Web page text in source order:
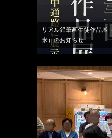
リアル鉛筆画生徒作品展
米）のお知らせ